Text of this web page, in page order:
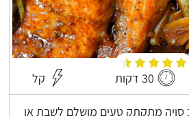
30 דקות קל
סויה מתקתק טעים מושלם לשבת או